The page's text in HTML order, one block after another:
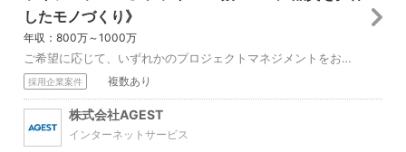
したモノづくり》
年収：800万～1000万
ご希望に応じて、いずれかのプロジェクトマネジメントをお任せします。 ◆開発PM（開発プロジェクトのプロジェクトマネジメント） ◆品質PM（第三者検証や品質改善...
採用企業案件 複数あり
株式会社AGEST
インターネットサービス